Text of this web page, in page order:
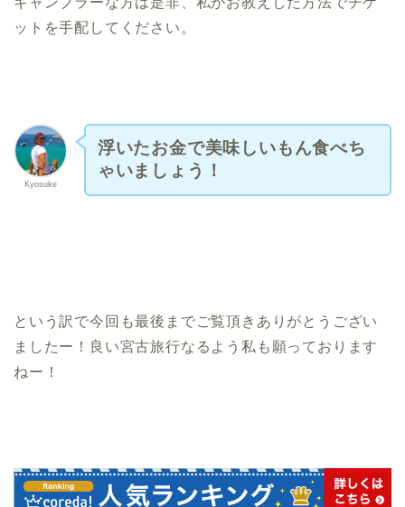
ットを手配してください。
Kyosuke
浮いたお金で美味しいもん食べち
ゃいましょう！
という訳で今回も最後までご覧頂きありがとうござい
ましたー！良い宮古旅行なるよう私も願っております
ねー！